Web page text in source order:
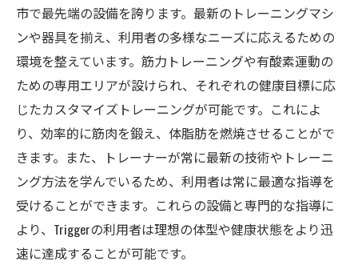
市で最先端の設備を誇ります。最新のトレーニングマシ
ンや器具を揃え、利用者の多様なニーズに応えるための
環境を整えています。筋力トレーニングや有酸素運動の
ための専用エリアが設けられ、それぞれの健康目標に応
じたカスタマイズトレーニングが可能です。これによ
り、効率的に筋肉を鍛え、体脂肪を燃焼させることがで
きます。また、トレーナーが常に最新の技術やトレーニ
ング方法を学んでいるため、利用者は常に最適な指導を
受けることができます。これらの設備と専門的な指導に
より、Triggerの利用者は理想の体型や健康状態をより迅
速に達成することが可能です。